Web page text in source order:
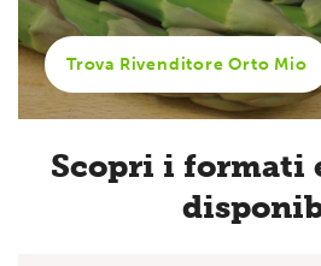
Trova Rivenditore Orto Mio
Scopri i formati